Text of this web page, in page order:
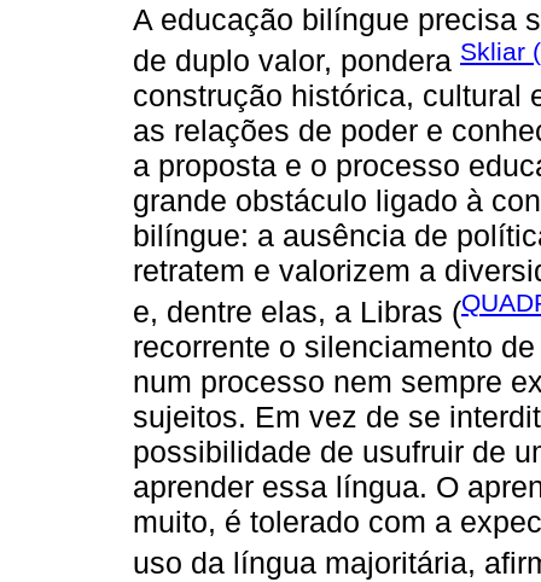
A educação bilíngue precisa
de duplo valor, pondera Skliar
construção histórica, cultural
as relações de poder e
a proposta e o processo
grande obstáculo ligado à
bilíngue: a ausência de
retratem e valorizem a
e, dentre elas, a Libras (
recorrente o silenciamento
num processo nem sempre
sujeitos. Em vez de se
possibilidade de usufruir de
aprender essa língua. O
muito, é tolerado com a
uso da língua majoritária,